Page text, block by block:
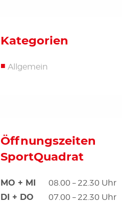
Kategorien
Allgemein
Öffnungszeiten
SportQuadrat
MO + MI
08.00 – 22.30 Uhr
DI + DO
07.00 – 22.30 Uhr